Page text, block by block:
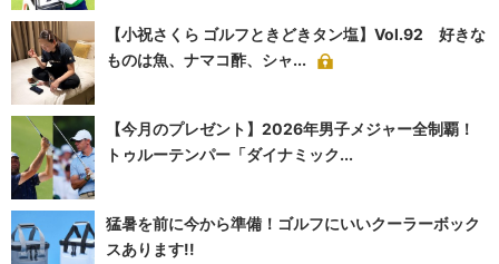
【小祝さくら ゴルフときどきタン塩】Vol.92 好きな
ものは魚、ナマコ酢、シャ...
【今月のプレゼント】2026年男子メジャー全制覇！
トゥルーテンパー「ダイナミック...
猛暑を前に今から準備！ゴルフにいいクーラーボック
スあります!!